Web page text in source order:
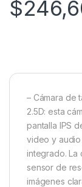
$
– Cámara de
2.5D: esta
pantalla IPS
video y audio
integrado. La
sensor de
imágenes